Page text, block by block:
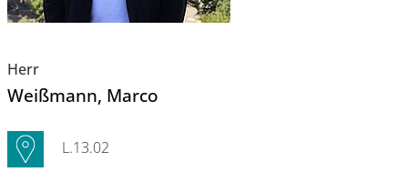
Herr
Weißmann, Marco
L.13.02